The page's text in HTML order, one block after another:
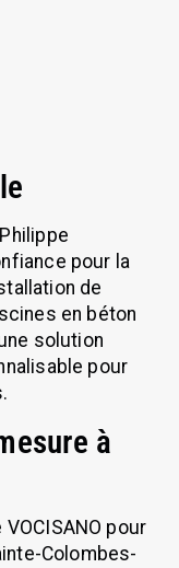
pour la
de
en béton
solution
pour
à
pour
Colombes-